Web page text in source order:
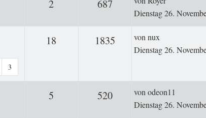
2Antworten 687 Zugriffe
Dienstag 26.
3
18 Antworten1835 ZugriffeLetzter Beitrag
vonnux
Dienstag 26.
5 520ZugriffeLetzter Beitrag
vonodeon11
Dienstag 26.